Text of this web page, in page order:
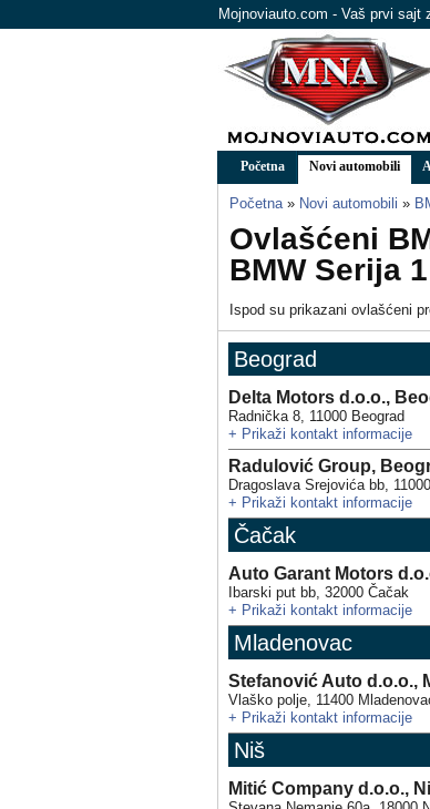
Mojnoviauto.com - Vaš prvi sajt
Početna Novi automobili
Početna » Novi automobili »
Ovlašćeni
BMW Serija
Ispod su prikazani ovlašćeni
Beograd
Delta Motors d.o.o.,
Radnička 8, 11000 Beograd
+ Prikaži kontakt informacije
Radulović Group,
Dragoslava Srejovića bb, 11000
+ Prikaži kontakt informacije
Čačak
Auto Garant Motors
Ibarski put bb, 32000 Čačak
+ Prikaži kontakt informacije
Mladenovac
Stefanović Auto d.o.o.,
Vlaško polje, 11400
+ Prikaži kontakt informacije
Niš
Mitić Company d.o.o.,